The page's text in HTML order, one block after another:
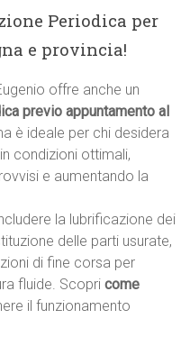
Periodica per
e provincia!
offre anche un
previo appuntamento al
è ideale per chi desidera
condizioni ottimali,
e aumentando la
la lubrificazione dei
delle parti usurate,
di fine corsa per
fluide. Scopricome
il funzionamento